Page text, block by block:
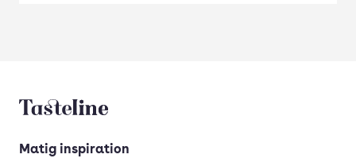
Tasteline startsida
Matig inspiration